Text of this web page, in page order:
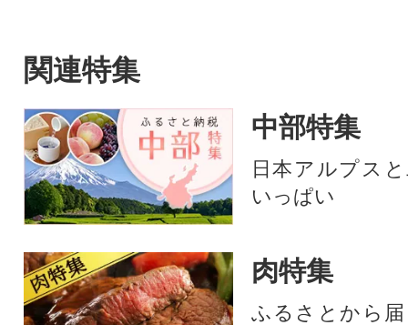
関連特集
中部特集
日本アルプス
いっぱい
肉特集
ふるさとから